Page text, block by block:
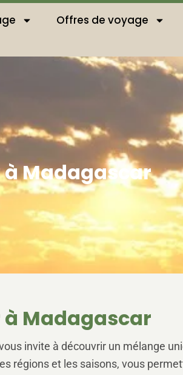
Offres de voyage
à Madagascar
à Madagascar
invite à découvrir un mélange
régions et les saisons, vous